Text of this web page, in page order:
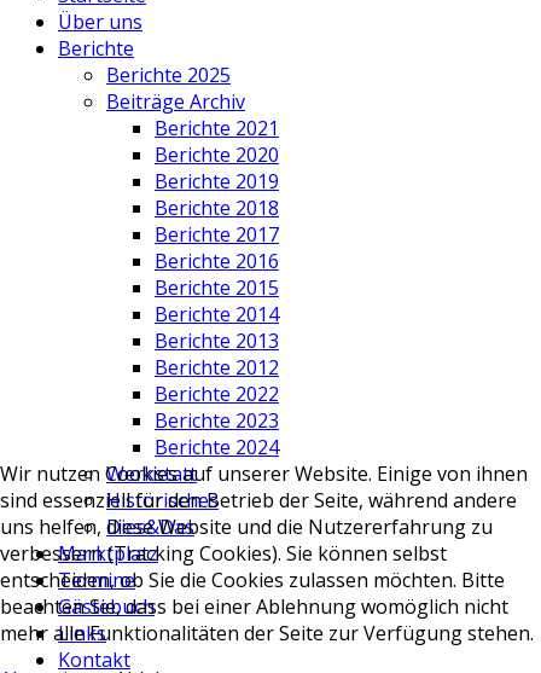
Über uns
Berichte
Berichte 2025
Beiträge Archiv
Berichte 2021
Berichte 2020
Berichte 2019
Berichte 2018
Berichte 2017
Berichte 2016
Berichte 2015
Berichte 2014
Berichte 2013
Berichte 2012
Berichte 2022
Berichte 2023
Berichte 2024
Werkstatt
Historisches
Dies&Das
Marktplatz
Termine
Gästebuch
Links
Kontakt
Wir nutzen Cookies auf unserer Website. Einige von ihnen
sind essenziell für den Betrieb der Seite, während andere
uns helfen, diese Website und die Nutzererfahrung zu
verbessern (Tracking Cookies). Sie können selbst
entscheiden, ob Sie die Cookies zulassen möchten. Bitte
beachten Sie, dass bei einer Ablehnung womöglich nicht
mehr alle Funktionalitäten der Seite zur Verfügung stehen.